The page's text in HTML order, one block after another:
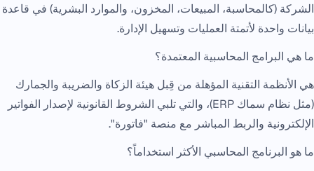
الشركة (كالمحاسبة، المبيعات، المخزون، والموارد البشرية) في قاعدة
بيانات واحدة لأتمتة العمليات وتسهيل الإدارة.
ما هي البرامج المحاسبية المعتمدة؟
هي الأنظمة التقنية المؤهلة من قِبل هيئة الزكاة والضريبة والجمارك
(مثل نظام سماك ERP)، والتي تلبي الشروط القانونية لإصدار الفواتير
الإلكترونية والربط المباشر مع منصة "فاتورة".
ما هو البرنامج المحاسبي الأكثر استخداماً؟